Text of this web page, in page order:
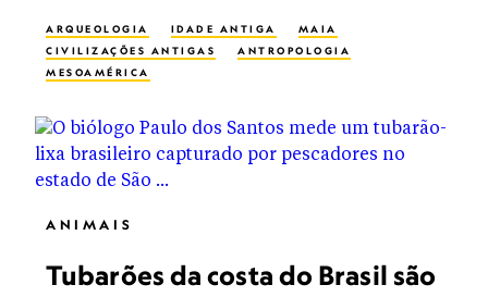
ARQUEOLOGIA IDADE ANTIGA
MAIA
CIVILIZAÇÕES ANTIGAS
ANTROPOLOGIA
MESOAMÉRICA
ANIMAIS
Tubarões da costa do Brasil são